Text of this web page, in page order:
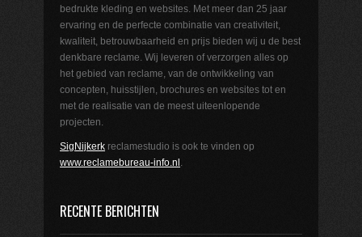
bedrukte kleding en websites. Met meer dan 25 jaar
ervaring en de perfecte combinatie van creativiteit,
kwaliteit, betrouwbaarheid en prijs bieden wij u de best
denkbare reclame. Wij leveren of verzorgen alles op
het gebied van reclame, van de ontwikkeling van
concepten, huisstijlen, brochures en websites tot en
met de realisatie van de meest uiteenlopende
projecten.
SigNijkerk reclamestudio is ook te vinden op
www.reclamebureau-info.nl
RECENTE BERICHTEN